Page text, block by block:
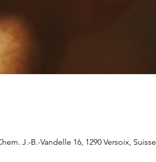
J.-B.-Vandelle 16, 1290 Versoix, Suisse